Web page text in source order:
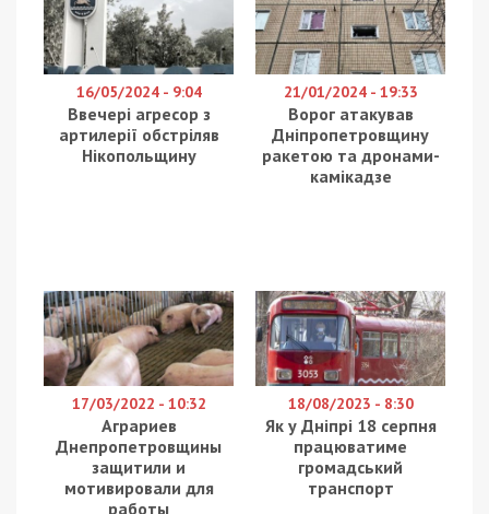
16/05/2024 - 9:04
Ввечері агресор з
артилерії обстріляв
Нікопольщину
21/01/2024 - 19:33
Ворог атакував
Дніпропетровщину
ракетою та дронами-
камікадзе
17/03/2022 - 10:32
Аграриев
Днепропетровщины
защитили и
мотивировали для
работы
18/08/2023 - 8:30
Як у Дніпрі 18 серпня
працюватиме
громадський
транспорт